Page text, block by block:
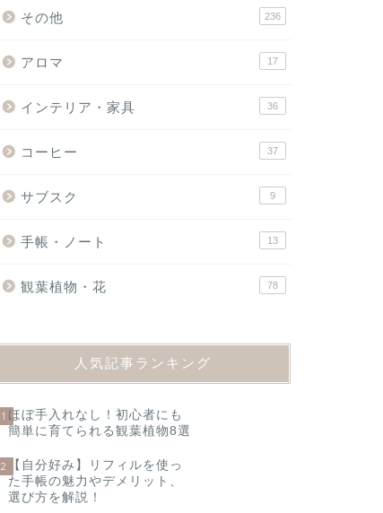
その他 236
アロマ 17
インテリア・家具 36
コーヒー 37
サブスク 9
手帳・ノート 13
観葉植物・花 78
人気記事ランキング
1 ほぼ手入れなし！初心者にも
簡単に育てられる観葉植物8選
2
【自分好み】リフィルを使っ
た手帳の魅力やデメリット、
選び方を解説！